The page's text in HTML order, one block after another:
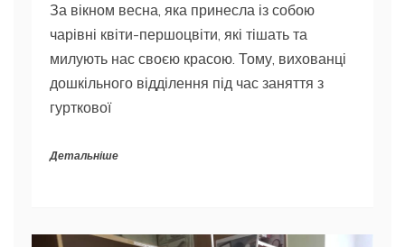
За вікном весна, яка принесла із собою
чарівні квіти-першоцвіти, які тішать та
милують нас своєю красою. Тому, вихованці
дошкільного відділення під час заняття з
гурткової
Детальніше